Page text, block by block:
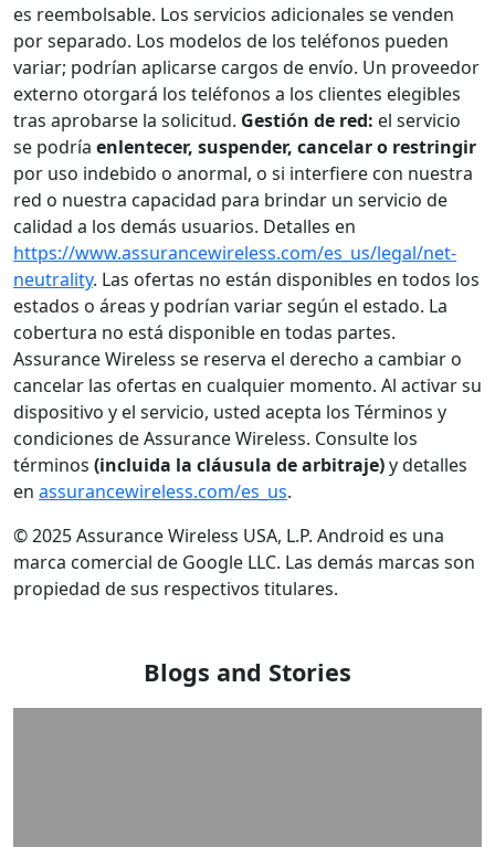
es reembolsable. Los servicios adicionales se venden
por separado. Los modelos de los teléfonos pueden
variar; podrían aplicarse cargos de envío. Un proveedor
externo otorgará los teléfonos a los clientes elegibles
tras aprobarse la solicitud. Gestión de red: el servicio
se podría enlentecer, suspender, cancelar o restringir
por uso indebido o anormal, o si interfiere con nuestra
red o nuestra capacidad para brindar un servicio de
calidad a los demás usuarios. Detalles en
https://www.assurancewireless.com/es_us/legal/net-
neutrality. Las ofertas no están disponibles en todos los
estados o áreas y podrían variar según el estado. La
cobertura no está disponible en todas partes.
Assurance Wireless se reserva el derecho a cambiar o
cancelar las ofertas en cualquier momento. Al activar su
dispositivo y el servicio, usted acepta los Términos y
condiciones de Assurance Wireless. Consulte los
términos (incluida la cláusula de arbitraje)y detalles
en assurancewireless.com/es_us.
© 2025 Assurance Wireless USA, L.P. Android es una
marca comercial de Google LLC. Las demás marcas son
propiedad de sus respectivos titulares.
Blogs and Stories